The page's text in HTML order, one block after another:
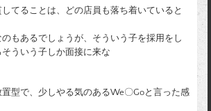
てることは、どの店員も落ち着いていると
もあるでしょうが、そういう子を採用をし
ういう子しか面接に来な
型で、少しやる気のあるWe〇Goと言った感